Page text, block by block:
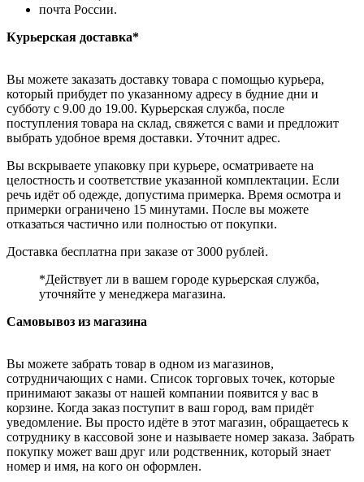
почта России.
Курьерская доставка*
Вы можете заказать доставку товара с помощью курьера,
который прибудет по указанному адресу в будние дни и
субботу с 9.00 до 19.00. Курьерская служба, после
поступления товара на склад, свяжется с вами и предложит
выбрать удобное время доставки. Уточнит адрес.
Вы вскрываете упаковку при курьере, осматриваете на
целостность и соответствие указанной комплектации. Если
речь идёт об одежде, допустима примерка. Время осмотра и
примерки ограничено 15 минутами. После вы можете
отказаться частично или полностью от покупки.
Доставка бесплатна при заказе от 3000 рублей.
*Действует ли в вашем городе курьерская служба,
уточняйте у менеджера магазина.
Самовывоз из магазина
Вы можете забрать товар в одном из магазинов,
сотрудничающих с нами. Список торговых точек, которые
принимают заказы от нашей компании появится у вас в
корзине. Когда заказ поступит в ваш город, вам придёт
уведомление. Вы просто идёте в этот магазин, обращаетесь к
сотруднику в кассовой зоне и называете номер заказа. Забрать
покупку может ваш друг или родственник, который знает
номер и имя, на кого он оформлен.